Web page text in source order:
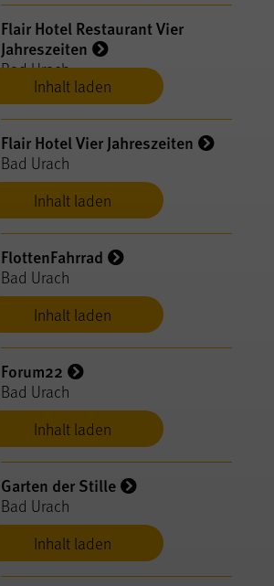
Inhalt laden
Flair Hotel Restaurant Vier
Jahreszeiten
Bad Urach
Inhalt laden
Flair Hotel Vier Jahreszeiten
Bad Urach
Inhalt laden
FlottenFahrrad
Bad Urach
Inhalt laden
Forum22
Bad Urach
Inhalt laden
Garten der Stille
Bad Urach